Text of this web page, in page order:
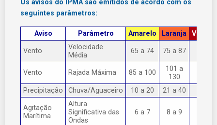
Os avisos do IPMA são emitidos de acordo com os
seguintes parâmetros:
Aviso Parâmetro Amarelo Laranja
Vento
Velocidade
Média
65 a 74 75 a 87
Vento Rajada Máxima 85 a 100
101 a
130
Precipitação Chuva/Aguaceiro 10 a 20 21 a 40
Agitação
Marítima
Altura
Significativa das
Ondas
6 a 7 8 a 9